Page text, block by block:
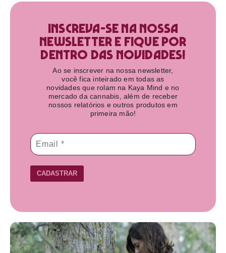
Inscreva-se na nossa
newsletter e fique por
dentro das novidades!​
Ao se inscrever na nossa newsletter,
você fica inteirado em todas as
novidades que rolam na Kaya Mind e no
mercado da cannabis, além de receber
nossos relatórios e outros produtos em
primeira mão!
CADASTRAR